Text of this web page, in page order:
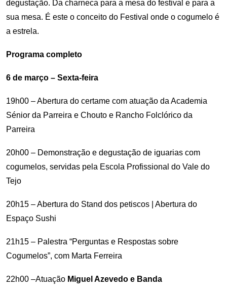
degustação. Da charneca para a mesa do festival e para a
sua mesa. É este o conceito do Festival onde o cogumelo é
a estrela.
Programa completo
6 de março – Sexta-feira
19h00 – Abertura do certame com atuação da Academia
Sénior da Parreira e Chouto e Rancho Folclórico da
Parreira
20h00 – Demonstração e degustação de iguarias com
cogumelos, servidas pela Escola Profissional do Vale do
Tejo
20h15 – Abertura do Stand dos petiscos | Abertura do
Espaço Sushi
21h15 – Palestra “Perguntas e Respostas sobre
Cogumelos”, com Marta Ferreira
22h00 –Atuação Miguel Azevedo e Banda